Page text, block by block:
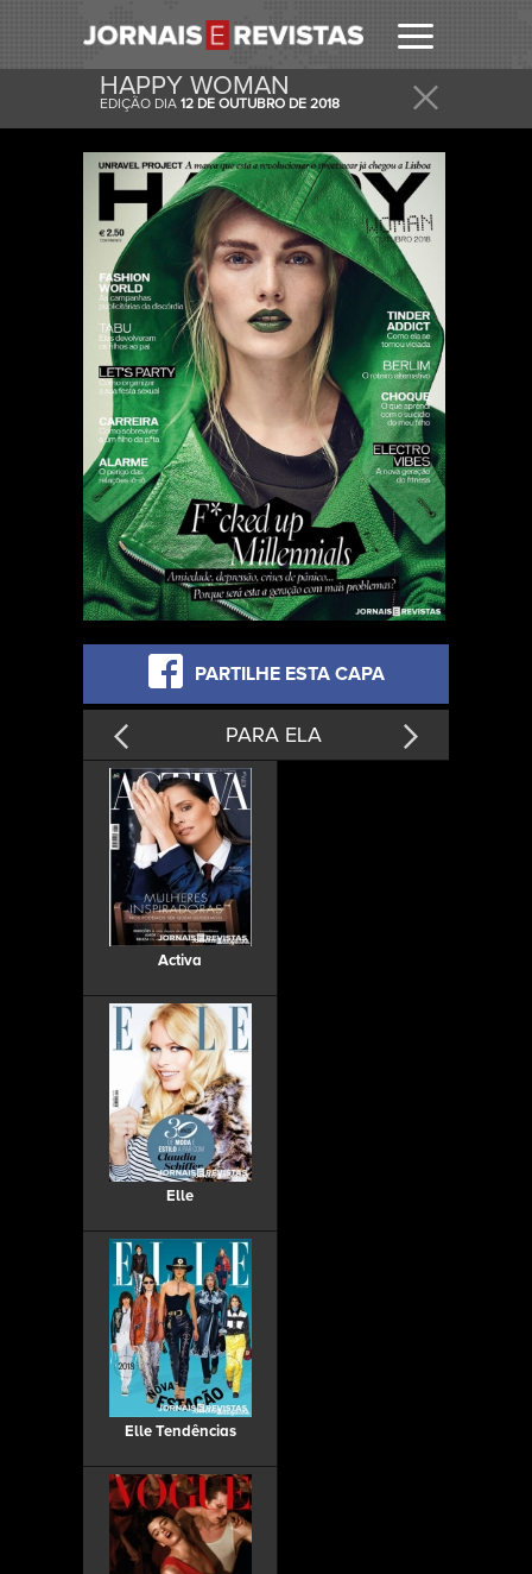
HAPPY WOMAN
EDIÇÃO DIA 12 DE OUTUBRO DE 2018
RECEBER
RECEBA ESTA E OUTRAS CAPAS NO SEU EMAIL
DIARIAMENTE.
PARTILHE ESTA CAPA
PARA ELA
Activa
Elle
Elle Tendências